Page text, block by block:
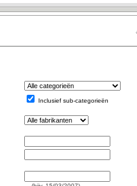
Inclusief sub-categorieën